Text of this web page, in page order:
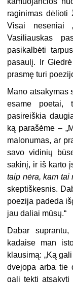
raginimas dėlioti
Visai neseniai
Vasiliauskas
pasikalbėti
pasaulį. Ir
prasmę turi
Mano atsakymas
esame poetai,
pasireiškia
ką parašėme –
malonumas, ar
savo vidinių
sakinį, ir iš karto
taip nėra, kam tai
skeptiškesnis.
poezija padeda
jau daliai mūsų.“
Dabar
kadaise man
klausimą: „Ką
dvejopa arba tie
gali tekti